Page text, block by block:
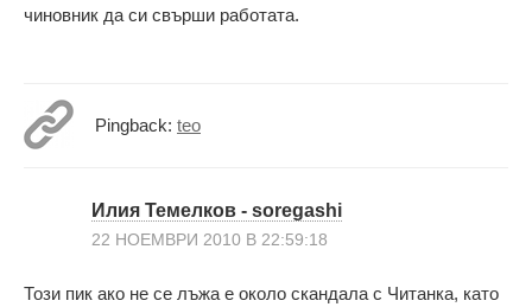
чиновник да си свърши работата.
Pingback: teo
Илия Темелков - soregashi
22 НОЕМВРИ 2010 В 22:59:18
Този пик ако не се лъжа е около скандала с Читанка, като